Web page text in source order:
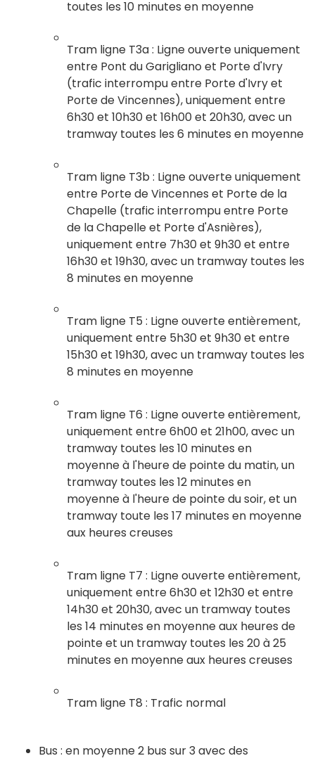
toutes les 10 minutes en moyenne
Tram ligne T3a : Ligne ouverte uniquement
entre Pont du Garigliano et Porte d'Ivry
(trafic interrompu entre Porte d'Ivry et
Porte de Vincennes), uniquement entre
6h30 et 10h30 et 16h00 et 20h30, avec un
tramway toutes les 6 minutes en moyenne
Tram ligne T3b : Ligne ouverte uniquement
entre Porte de Vincennes et Porte de la
Chapelle (trafic interrompu entre Porte
de la Chapelle et Porte d'Asnières),
uniquement entre 7h30 et 9h30 et entre
16h30 et 19h30, avec un tramway toutes les
8 minutes en moyenne
Tram ligne T5 : Ligne ouverte entièrement,
uniquement entre 5h30 et 9h30 et entre
15h30 et 19h30, avec un tramway toutes les
8 minutes en moyenne
Tram ligne T6 : Ligne ouverte entièrement,
uniquement entre 6h00 et 21h00, avec un
tramway toutes les 10 minutes en
moyenne à l'heure de pointe du matin, un
tramway toutes les 12 minutes en
moyenne à l'heure de pointe du soir, et un
tramway toute les 17 minutes en moyenne
aux heures creuses
Tram ligne T7 : Ligne ouverte entièrement,
uniquement entre 6h30 et 12h30 et entre
14h30 et 20h30, avec un tramway toutes
les 14 minutes en moyenne aux heures de
pointe et un tramway toutes les 20 à 25
minutes en moyenne aux heures creuses
Tram ligne T8 : Trafic normal
Bus : en moyenne 2 bus sur 3 avec des